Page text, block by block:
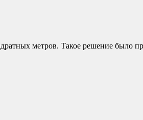
метров. Такое решение было